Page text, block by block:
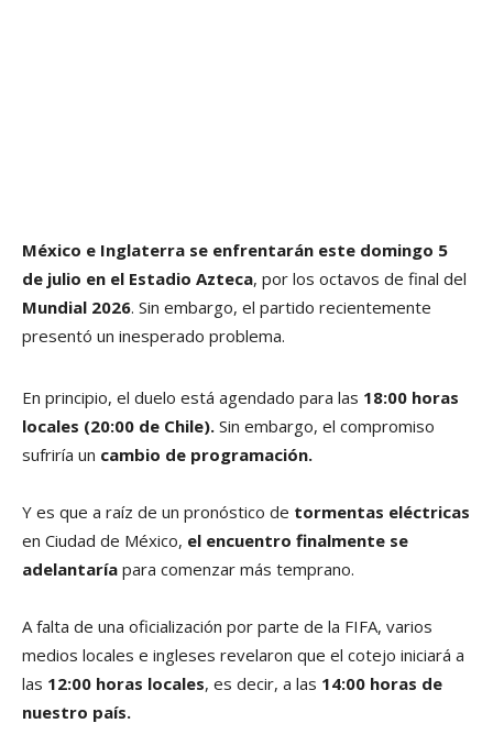
México e Inglaterra se enfrentarán este domingo 5
de julio en el Estadio Azteca, por los octavos de final del
Mundial 2026. Sin embargo, el partido recientemente
presentó un inesperado problema.
En principio, el duelo está agendado para las 18:00 horas
locales (20:00 de Chile). Sin embargo, el compromiso
sufriría un cambio de programación.
Y es que a raíz de un pronóstico de tormentas eléctricas
en Ciudad de México, el encuentro finalmente se
adelantaría para comenzar más temprano.
A falta de una oficialización por parte de la FIFA, varios
medios locales e ingleses revelaron que el cotejo iniciará a
las 12:00 horas locales, es decir, a las 14:00 horas de
nuestro país.